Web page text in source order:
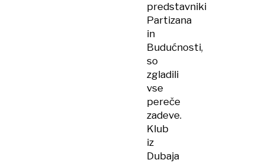
predstavniki
Partizana
in
Budućnosti,
so
zgladili
vse
pereče
zadeve.
Klub
iz
Dubaja